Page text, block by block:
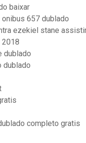
baixar
657 dublado
ezekiel stane
2018
dublado
dublado
completo gratis